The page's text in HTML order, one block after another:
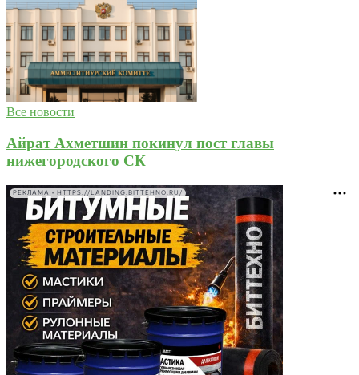
Все новости
Айрат Ахметшин покинул пост главы
нижегородского СК
РЕКЛАМА • HTTPS://LANDING.BITTEHNO.RU/